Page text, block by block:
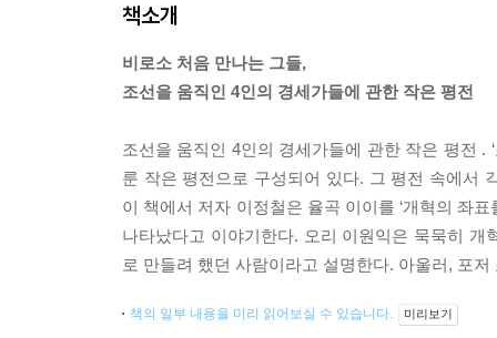
책소개
비로소 처음 만나는 그들,
조선을 움직인 4인의 경세가들에 관한 작은 평전
조선을 움직인 4인의 경세가들에 관한 작은 평전 .
룬 작은 평전으로 구성되어 있다. 그 평전 속에서
이 책에서 저자 이정철은 율곡 이이를 ‘개혁의 좌
나타났다고 이야기한다. 오리 이원익은 묵묵히
로 만들려 했던 사람이라고 설명한다. 아울러, 포저
책의 일부 내용을 미리 읽어보실 수 있습니다. 미리보기